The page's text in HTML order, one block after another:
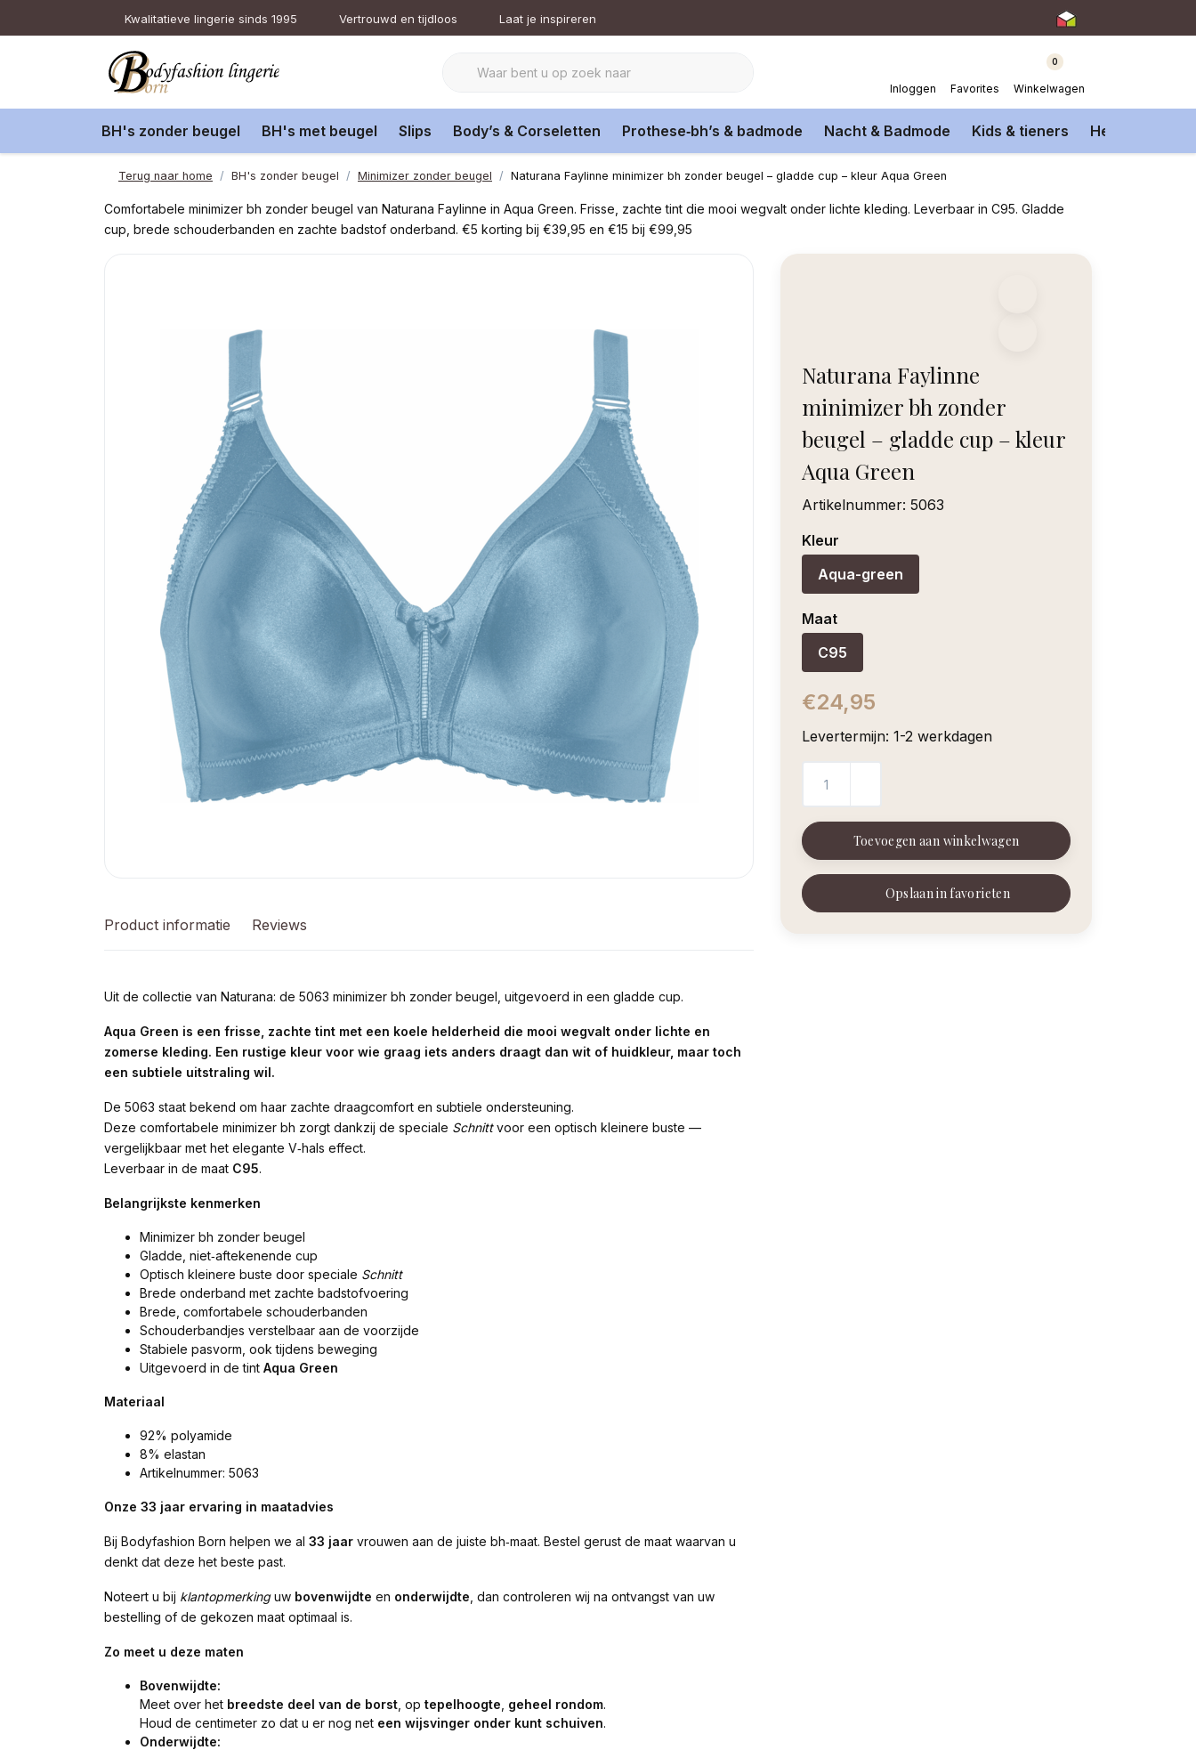
Kwalitatieve lingerie sinds 1995 Vertrouwd en tijdloos Laat je inspireren
Inloggen Favorites
0
Winkelwagen
BH's zonder beugel BH's met beugel Slips Body’s & Corseletten Prothese‑bh’s & badmode Nacht & Badmode Kids & tieners Heren
Terug naar home BH's zonder beugel Minimizer zonder beugel Naturana Faylinne minimizer bh zonder beugel – gladde cup – kleur Aqua Green
Comfortabele minimizer bh zonder beugel van Naturana Faylinne in Aqua Green. Frisse, zachte tint die mooi wegvalt onder lichte kleding. Leverbaar in C95. Gladde
cup, brede schouderbanden en zachte badstof onderband. €5 korting bij €39,95 en €15 bij €99,95
Naturana Faylinne
minimizer bh zonder
beugel – gladde cup – kleur
Aqua Green
Artikelnummer: 5063
Kleur
Aqua-green
Maat
C95
€24,95
Levertermijn: 1-2 werkdagen
Toevoegen aan winkelwagen
Opslaan in favorieten
Product informatie Reviews
Uit de collectie van Naturana: de 5063 minimizer bh zonder beugel, uitgevoerd in een gladde cup.
Aqua Green is een frisse, zachte tint met een koele helderheid die mooi wegvalt onder lichte en
zomerse kleding. Een rustige kleur voor wie graag iets anders draagt dan wit of huidkleur, maar toch
een subtiele uitstraling wil.
De 5063 staat bekend om haar zachte draagcomfort en subtiele ondersteuning.
Deze comfortabele minimizer bh zorgt dankzij de speciale Schnittvoor een optisch kleinere buste —
vergelijkbaar met het elegante V‑hals effect.
Leverbaar in de maat C95.
Belangrijkste kenmerken
Minimizer bh zonder beugel
Gladde, niet‑aftekenende cup
Optisch kleinere buste door speciale Schnitt
Brede onderband met zachte badstofvoering
Brede, comfortabele schouderbanden
Schouderbandjes verstelbaar aan de voorzijde
Stabiele pasvorm, ook tijdens beweging
Uitgevoerd in de tint Aqua Green
Materiaal
92% polyamide
8% elastan
Artikelnummer: 5063
Onze 33 jaar ervaring in maatadvies
Bij Bodyfashion Born helpen we al 33 jaar vrouwen aan de juiste bh‑maat. Bestel gerust de maat waarvan u
denkt dat deze het beste past.
Noteert u bij klantopmerkinguw bovenwijdte en onderwijdte , dan controleren wij na ontvangst van uw
bestelling of de gekozen maat optimaal is.
Zo meet u deze maten
Bovenwijdte:
Meet over het breedste deel van de borst , op tepelhoogte geheel rondom.
Houd de centimeter zo dat u er nog net een wijsvinger onder kunt schuiven.
Onderwijdte: